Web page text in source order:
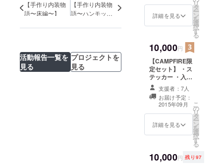
【手作り内装物
語〜床編〜】
【手作り内装物
語〜ハンモック
活動報告一覧を
見る
プロジェクトを
見る
詳細を見る
リ
タ
ー
ン
を
選
択
す
る
10,000円
【CAMPFIRE限
定セット】 ・ス
テッカー ・入会
金無料券 ・1day
無料利用券 10
枚 ・「みんなで
つくる」券 ・
オープニングイ
ベントにご招待
支援者：7人
お届け予定：
2015年09月
詳細を見る
こ
の
リ
タ
ー
ン
を
選
択
す
る
10,000円 残り97